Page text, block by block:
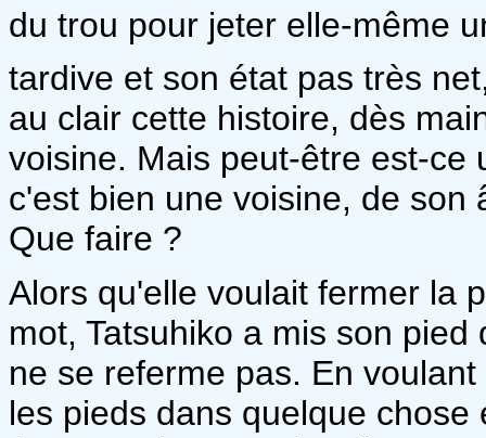
du trou pour jeter elle-même
tardive et son état pas très
au clair cette histoire, dès
voisine. Mais peut-être est-ce
c'est bien une voisine, de
Que faire ?
Alors qu'elle voulait fermer la
mot, Tatsuhiko a mis son
ne se referme pas. En
les pieds dans quelque